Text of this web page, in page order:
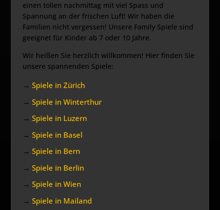
einen tollen nachmittag mit viel Spass und
Spannung an der frischen Luft! Wir haben die
Familien nicht vergessen! Unsere Family Spiele sind
geeignet für Kinder ab 7 oder 10 Jahre.
Wir heißen Sie herzlich willkommen! Hier finden Sie
unsere spannenden Spiele:
→Spiele in Zürich
→Spiele in Winterthur
→Spiele in Luzern
→Spiele in Basel
→Spiele in Bern
→Spiele in Berlin
→Spiele in Wien
→Spiele in Mailand